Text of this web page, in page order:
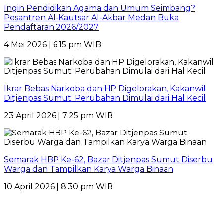
Ingin Pendidikan Agama dan Umum Seimbang?
Pesantren Al-Kautsar Al-Akbar Medan Buka
Pendaftaran 2026/2027
4 Mei 2026 | 6:15 pm WIB
Ikrar Bebas Narkoba dan HP Digelorakan, Kakanwil
Ditjenpas Sumut: Perubahan Dimulai dari Hal Kecil
23 April 2026 | 7:25 pm WIB
Semarak HBP Ke-62, Bazar Ditjenpas Sumut Diserbu
Warga dan Tampilkan Karya Warga Binaan
10 April 2026 | 8:30 pm WIB